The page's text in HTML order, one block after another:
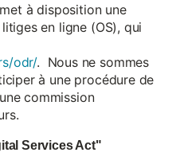
à disposition une
en ligne (OS), qui
odr/. Nous ne sommes
à une procédure de
commission
Services Act"